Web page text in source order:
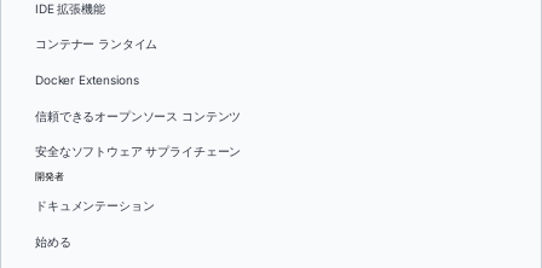
IDE 拡張機能
コンテナー ランタイム
Docker Extensions
信頼できるオープンソース コンテンツ
安全なソフトウェア サプライチェーン
開発者
ドキュメンテーション
始める